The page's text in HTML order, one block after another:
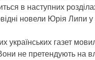
в наступних
новели Юрія Липи у
українських газет
не претендують на